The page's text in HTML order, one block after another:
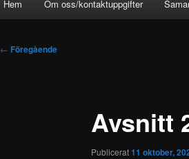
Hem Om oss/kontaktuppgifter
Inläggsnavigering
← Föregående
Avsnitt
Publicerat11 oktober,